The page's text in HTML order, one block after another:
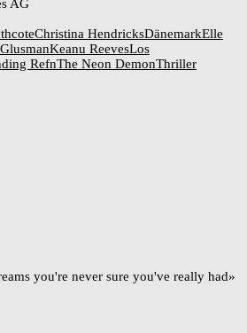
AG
Christina HendricksDänemarkElle
Keanu ReevesLos
RefnThe Neon DemonThriller
you're never sure you've really had»